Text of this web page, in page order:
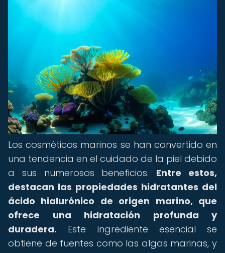
Los cosméticos marinos se han convertido en
una tendencia en el cuidado de la piel debido
a sus numerosos beneficios. Entre estos,
destacan las propiedades hidratantes del
ácido hialurónico de origen marino, que
ofrece una hidratación profunda y
duradera. Este ingrediente esencial se
obtiene de fuentes como las algas marinas, y